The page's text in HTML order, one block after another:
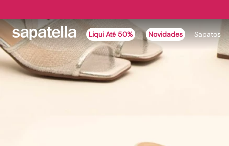
Liqui Até 50% Novidades Sapatos